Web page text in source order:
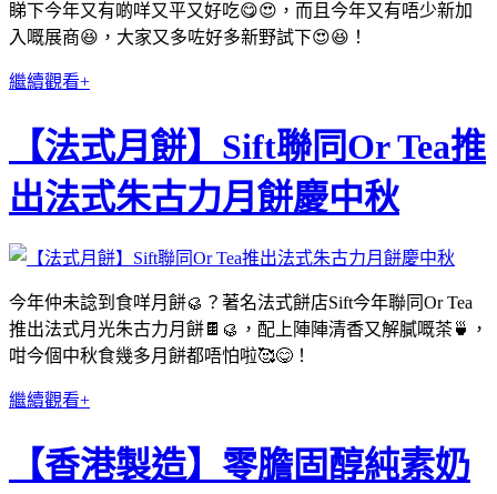
睇下今年又有啲咩又平又好吃😋😍，而且今年又有唔少新加
入嘅展商😆，大家又多咗好多新野試下😍😆！
繼續觀看+
【法式月餅】Sift聯同Or Tea推
出法式朱古力月餅慶中秋
今年仲未諗到食咩月餅🥮？著名法式餅店Sift今年聯同Or Tea
推出法式月光朱古力月餅🍫🥮，配上陣陣清香又解膩嘅茶🍵，
咁今個中秋食幾多月餅都唔怕啦🥰😋！
繼續觀看+
【香港製造】零膽固醇純素奶